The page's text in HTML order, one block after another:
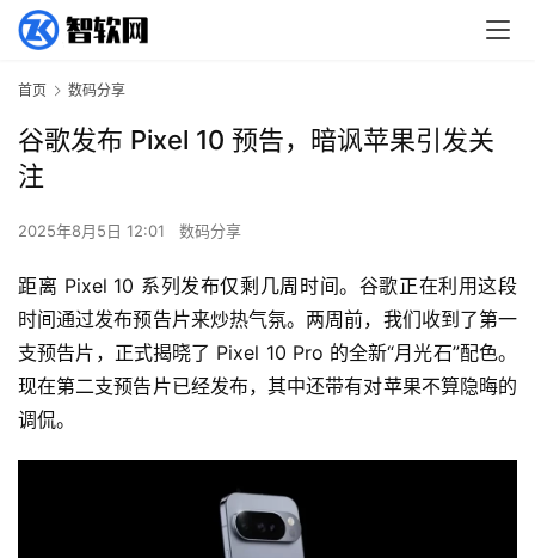
首页 数码分享
谷歌发布 Pixel 10 预告，暗讽苹果引发关
注
2025年8月5日 12:01 数码分享
距离 Pixel 10 系列发布仅剩几周时间。谷歌正在利用这段
时间通过发布预告片来炒热气氛。两周前，我们收到了第一
支预告片，正式揭晓了 Pixel 10 Pro 的全新“月光石”配色。
现在第二支预告片已经发布，其中还带有对苹果不算隐晦的
调侃。